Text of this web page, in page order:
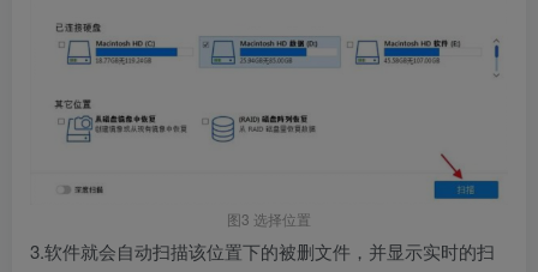
图3 选择位置
3.软件就会自动扫描该位置下的被删文件，并显示实时的扫